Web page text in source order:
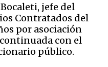
jefe del
Contratados del
por asociación
con el
público.